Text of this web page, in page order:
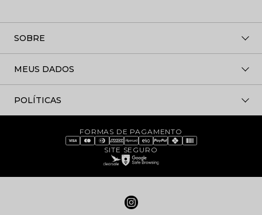
SOBRE
MEUS DADOS
POLÍTICAS
FORMAS DE PAGAMENTO
SITE SEGURO